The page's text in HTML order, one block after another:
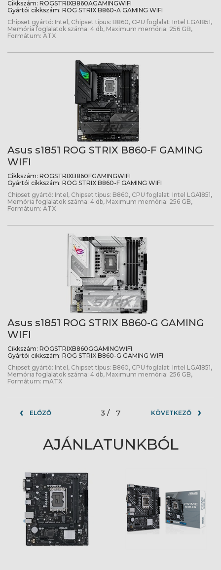
Cikkszám: ROGSTRIXB860AGAMINGWIFI
Gyártói cikkszám: ROG STRIX B860-A GAMING WIFI
Chipset gyártó: Intel, Chipset típus: B860, CPU foglalat: Intel LGA1851,
Memória foglalatok száma: 4 db, Maximum memória: 256 GB,
Formátum: ATX
Asus s1851 ROG STRIX B860-F GAMING
WIFI
Cikkszám: ROGSTRIXB860FGAMINGWIFI
Gyártói cikkszám: ROG STRIX B860-F GAMING WIFI
Chipset gyártó: Intel, Chipset típus: B860, CPU foglalat: Intel LGA1851,
Memória foglalatok száma: 4 db, Maximum memória: 256 GB,
Formátum: ATX
Asus s1851 ROG STRIX B860-G GAMING
WIFI
Cikkszám: ROGSTRIXB860GGAMINGWIFI
Gyártói cikkszám: ROG STRIX B860-G GAMING WIFI
Chipset gyártó: Intel, Chipset típus: B860, CPU foglalat: Intel LGA1851,
Memória foglalatok száma: 4 db, Maximum memória: 256 GB,
Formátum: mATX
ELŐZŐ 3 / 7 KÖVETKEZŐ
AJÁNLATUNKBÓL